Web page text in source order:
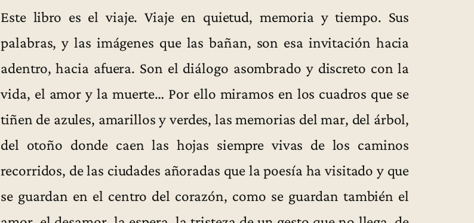
Este libro es el viaje. Viaje en quietud, memoria y tiempo. Sus
palabras, y las imágenes que las bañan, son esa invitación hacia
adentro, hacia afuera. Son el diálogo asombrado y discreto con la
vida, el amor y la muerte… Por ello miramos en los cuadros que se
tiñen de azules, amarillos y verdes, las memorias del mar, del árbol,
del otoño donde caen las hojas siempre vivas de los caminos
recorridos, de las ciudades añoradas que la poesía ha visitado y que
se guardan en el centro del corazón, como se guardan también el